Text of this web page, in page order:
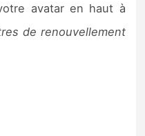
avatar en haut à
de renouvellement